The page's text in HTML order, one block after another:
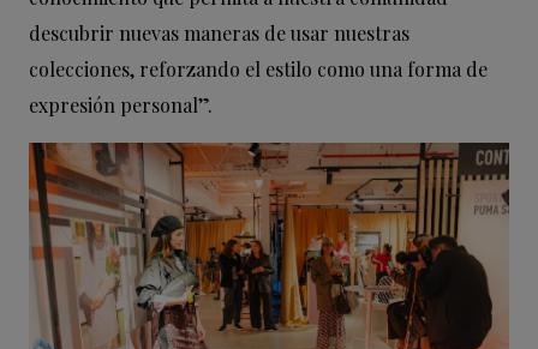
descubrir nuevas maneras de usar nuestras
colecciones, reforzando el estilo como una forma de
expresión personal”.